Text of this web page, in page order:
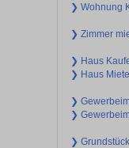
❯ Wohnung
❯ Zimmer
❯ Haus
❯ Haus
❯
❯
❯